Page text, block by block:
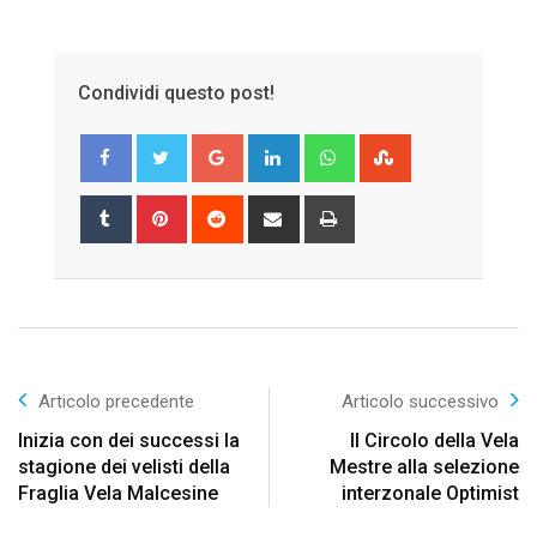
Condividi questo post!
Google+ LinkedIn Whatsapp
Tumblr Pinterest Reddit
Share
Articolo precedente
Inizia con dei successi la
stagione dei velisti della
Fraglia Vela Malcesine
Articolo successivo
Il Circolo della Vela
Mestre alla selezione
interzonale Optimist